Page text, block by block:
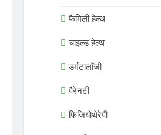
फैमिली हेल्थ
चाइल्ड हेल्थ
डर्मटालॉजी
पैरेनटी
फिजियोथेरेपी